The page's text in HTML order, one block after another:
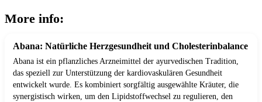
More info:
Abana: Natürliche Herzgesundheit und Cholesterinbalance
Abana ist ein pflanzliches Arzneimittel der ayurvedischen Tradition,
das speziell zur Unterstützung der kardiovaskulären Gesundheit
entwickelt wurde. Es kombiniert sorgfältig ausgewählte Kräuter, die
synergistisch wirken, um den Lipidstoffwechsel zu regulieren, den